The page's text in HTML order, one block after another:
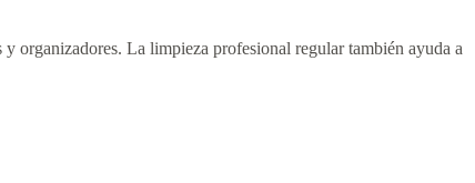
organizadores. La limpieza profesional regular también ayuda a